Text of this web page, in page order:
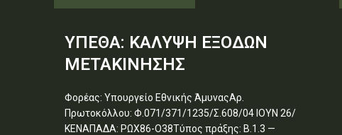
ΥΠΕΘΑ: ΚΑΛΥΨΗ ΕΞΟΔΩΝ
ΜΕΤΑΚΙΝΗΣΗΣ
Φορέας: Υπουργείο Εθνικής ΆμυναςΑρ.
Πρωτοκόλλου: Φ.071/371/1235/Σ.608/04 ΙΟΥΝ 26/
ΚΕΝΑΠΑΔΑ: ΡΩΧ86-Ο38Τύπος πράξης: Β.1.3 —